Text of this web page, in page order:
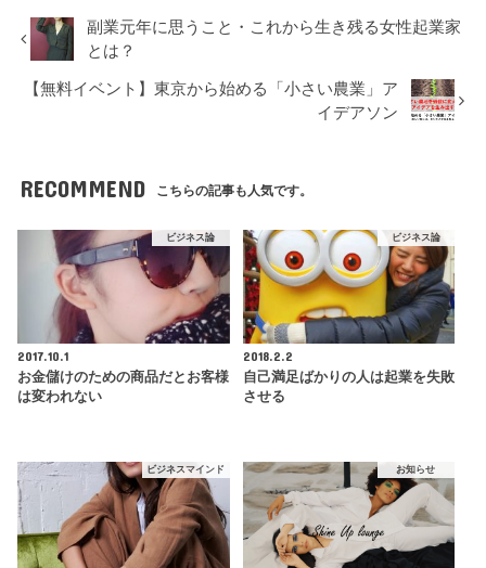
副業元年に思うこと・これから生き残る女性起業家
とは？
【無料イベント】東京から始める「小さい農業」ア
イデアソン
RECOMMEND こちらの記事も人気です。
ビジネス論
2017.10.1
お金儲けのための商品だとお客様
は変われない
ビジネス論
2018.2.2
自己満足ばかりの人は起業を失敗
させる
ビジネスマインド お知らせ